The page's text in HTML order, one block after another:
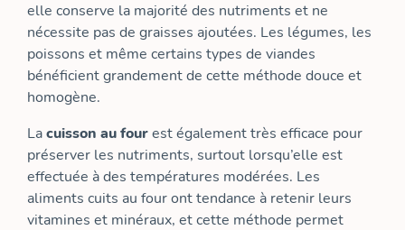
elle conserve la majorité des nutriments et ne
nécessite pas de graisses ajoutées. Les légumes, les
poissons et même certains types de viandes
bénéficient grandement de cette méthode douce et
homogène.
Lacuisson au fourest également très efficace pour
préserver les nutriments, surtout lorsqu’elle est
effectuée à des températures modérées. Les
aliments cuits au four ont tendance à retenir leurs
vitamines et minéraux, et cette méthode permet